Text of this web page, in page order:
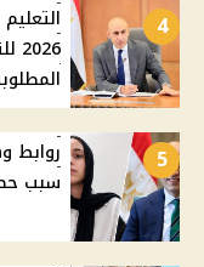
4
5
روابط
سبب حصول